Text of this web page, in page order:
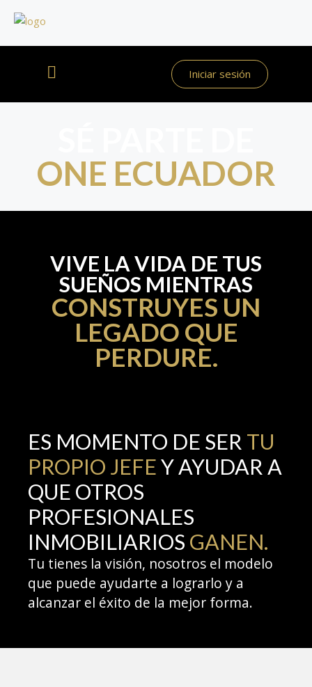
Iniciar sesión
ONE ECUADOR
VIVE LA VIDA DE TUS
SUEÑOS MIENTRAS
CONSTRUYES UN
LEGADO QUE
PERDURE.
ES MOMENTO DE SER TU
PROPIO JEFEY AYUDAR A
QUE OTROS
PROFESIONALES
INMOBILIARIOS GANEN.
Tu tienes la visión, nosotros el modelo
que puede ayudarte a lograrlo y a
alcanzar el éxito de la mejor forma.